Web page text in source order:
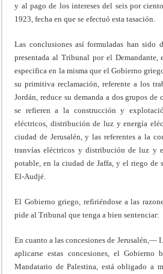
y al pago de los intereses del seis por
1923, fecha en que se efectuó esta tasación.
Las conclusiones así formuladas han sido
presentada al Tribunal por el Demandante,
especifica en la misma que el Gobierno
su primitiva reclamación, referente a los
Jordán, reduce su demanda a dos grupos de
se refieren a la construcción y
eléctricos, distribución de luz y energía
ciudad de Jerusalén, y las referentes a la
tranvías eléctricos y distribución de luz y
potable, en la ciudad de Jaffa, y el riego de
El-Audjé.
El Gobierno griego, refiriéndose a las
pide al Tribunal que tenga a bien sentenciar:
En cuanto a las concesiones de Jerusalén,—
aplicarse estas concesiones, el
Mandatario de Palestina, está obligado a